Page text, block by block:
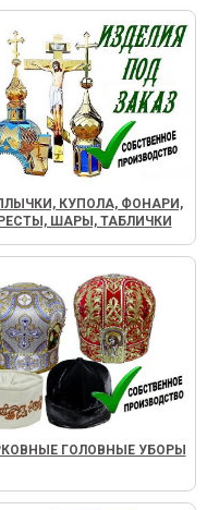
КУПОЛА, ФОНАРИ,
ШАРЫ, ТАБЛИЧКИ
ГОЛОВНЫЕ УБОРЫ